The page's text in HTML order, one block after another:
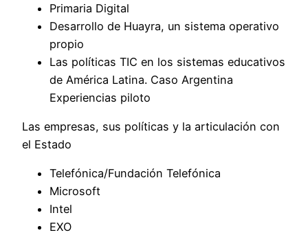
Primaria Digital
Desarrollo de Huayra, un sistema operativo
propio
Las políticas TIC en los sistemas educativos
de América Latina. Caso Argentina
Experiencias piloto
Las empresas, sus políticas y la articulación con
el Estado
Telefónica/Fundación Telefónica
Microsoft
Intel
EXO